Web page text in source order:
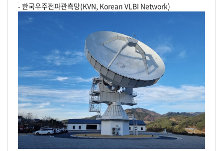
- 한국우주전파관측망(KVN, Korean VLBI Network)